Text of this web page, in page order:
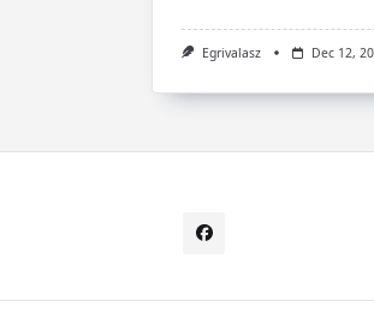
Egrivalasz Dec 12,